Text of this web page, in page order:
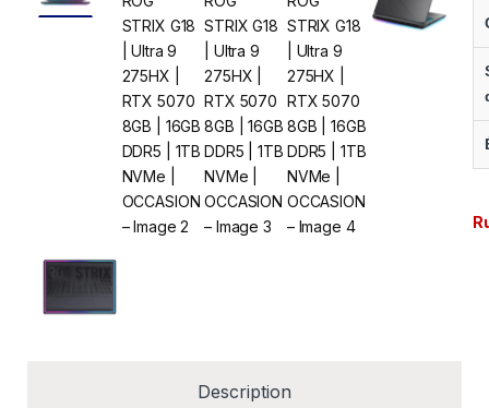
Description